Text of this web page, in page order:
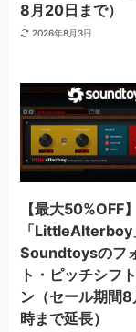
8月20日まで）
2026年8月3日
【最大50%OFF】
「LittleAlterboy
Soundtoysのフ
ト・ピッチシフ
ン（セール期間8
時まで延長）